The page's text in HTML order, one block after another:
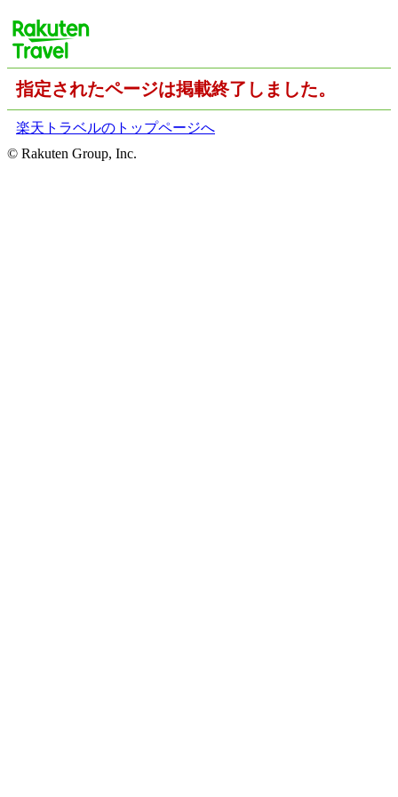
指定されたページは掲載終了しました。
楽天トラベルのトップページへ
© Rakuten Group, Inc.